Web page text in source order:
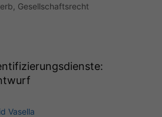
Gesellschaftsrecht
Vasella